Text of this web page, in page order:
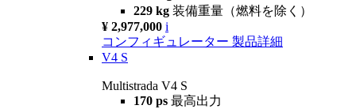
229 kg 装備重量（燃料を除く）
¥ 2,977,000 i
コンフィギュレーター 製品詳細
V4 S
Multistrada V4 S
170 ps 最高出力